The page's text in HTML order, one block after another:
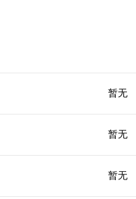
暂无
暂无
暂无